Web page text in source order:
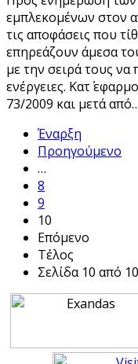
εμπλεκομένων στον
τις αποφάσεις που
επηρεάζουν άμεσα
με την σειρά τους να
ενέργειες. Κατ΄
73/2009 και μετά
Έναρξη
Προηγούμενο
…
8
9
10
Επόμενο
Τέλος
Σελίδα 10 από 10